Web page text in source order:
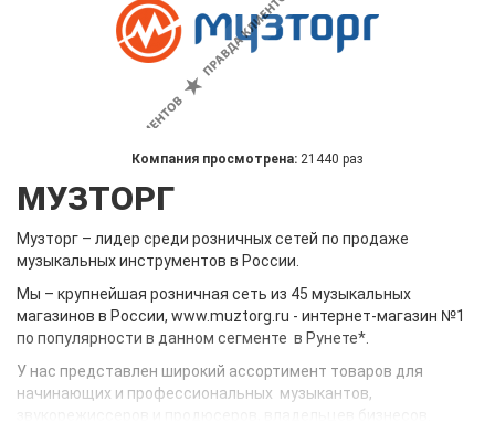
Компания просмотрена: 21440 раз
МУЗТОРГ
Музторг – лидер среди розничных сетей по продаже
музыкальных инструментов в России.
Мы – крупнейшая розничная сеть из 45 музыкальных
магазинов в России, www.muztorg.ru - интернет-магазин №1
по популярности в данном сегменте в Рунете*.
У нас представлен широкий ассортимент товаров для
начинающих и профессиональных музыкантов,